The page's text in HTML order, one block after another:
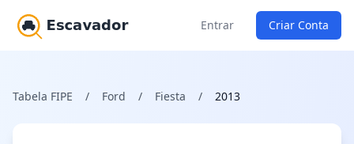
Entrar Criar Conta
Tabela FIPE / Ford / Fiesta / 2013